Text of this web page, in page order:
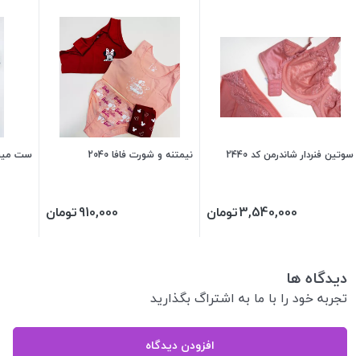
سوتین فنردار شاندرمن کد 2440
3,540,000تومان
نیمتنه و شورت فافا 2040
910,000تومان
ست مینی
دیدگاه ها
تجربه خود را با ما به اشتراگ بگذارید
افزودن دیدگاه